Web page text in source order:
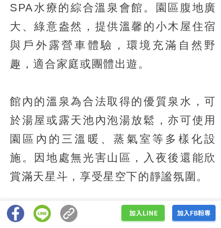
SPA水療的綜合溫泉會館。園區腹地廣
大、綠意盎然，提供溫馨的小木屋住宿
與戶外露營車體驗，環境充滿自然野
趣，適合家庭或團體出遊。
館內的溫泉為合法取得的優質泉水，可
於湯屋或露天池內泡湯放鬆，亦可使用
園區內的三溫暖、蒸氣室等多樣化設
施。因地處無光害山區，入夜後還能欣
賞滿天星斗，享受星空下的靜謐氛圍。
【溫泉資訊】